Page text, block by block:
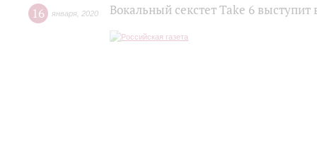
16 января 2020 Вокальный секстет Take 6 выступит